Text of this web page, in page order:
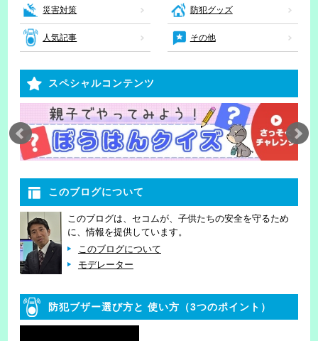
災害対策 防犯グッズ
人気記事 その他
スペシャルコンテンツ
このブログについて
このブログは、セコムが、子供たちの安全を守るため
に、情報を提供しています。
このブログについて
モデレーター
防犯ブザー選び方と 使い方（3つのポイント）